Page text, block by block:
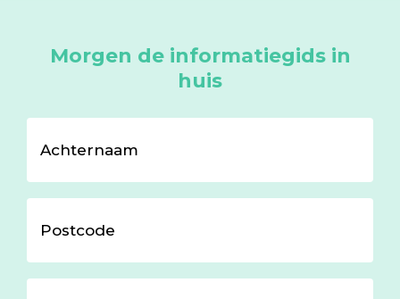
Morgen de informatiegids in
huis
Achternaam
Postcode